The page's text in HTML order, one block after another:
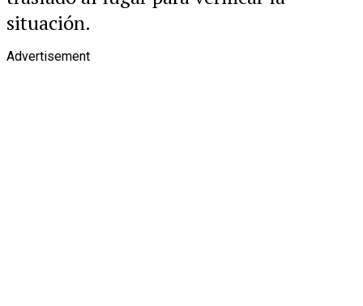
situación.
Advertisement